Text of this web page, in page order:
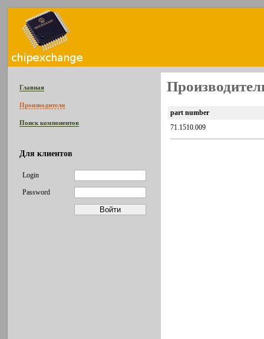
Главная
Производители
Поиск компонентов
Для клиентов
Login
Password
part number
71.1510.009